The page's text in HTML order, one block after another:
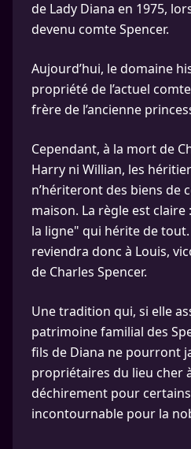
de Lady Diana en 1975,
devenu comte Spencer.
Aujourd’hui, le domaine
propriété de l’actuel
frère de l’ancienne
Cependant, à la mort de
Harry ni Willian, les
n’hériteront des biens de
maison. La règle est claire
la ligne" qui hérite de
reviendra donc à Louis,
de Charles Spencer.
Une tradition qui, si elle
patrimoine familial des
fils de Diana ne pourront
propriétaires du lieu cher
déchirement pour
incontournable pour la